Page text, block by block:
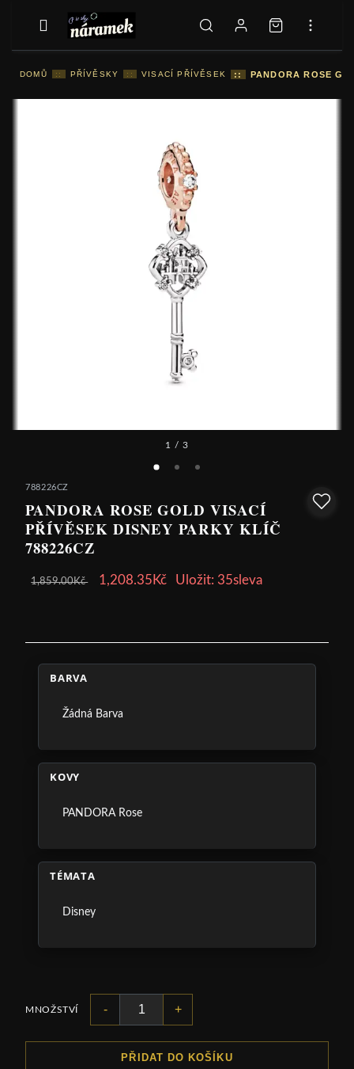
DOMŮ :: PŘÍVĚSKY :: VISACÍ PŘÍVĚSEK :: PANDORA ROSE
1 / 3
788226CZ
PANDORA ROSE GOLD VISACÍ
PŘÍVĚSEK DISNEY PARKY KLÍČ
788226CZ
1,859.00Kč 1,208.35Kč Uložit: 35sleva
BARVA
Žádná Barva
KOVY
PANDORA Rose
TÉMATA
Disney
MNOŽSTVÍ - +
PŘIDAT DO KOŠÍKU